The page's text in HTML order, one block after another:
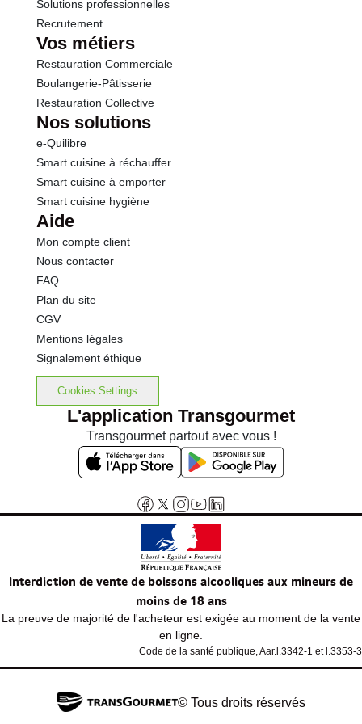
Solutions professionnelles
Recrutement
Vos métiers
Restauration Commerciale
Boulangerie-Pâtisserie
Restauration Collective
Nos solutions
e-Quilibre
Smart cuisine à réchauffer
Smart cuisine à emporter
Smart cuisine hygiène
Aide
Mon compte client
Nous contacter
FAQ
Plan du site
CGV
Mentions légales
Signalement éthique
Cookies Settings
L'application Transgourmet
Transgourmet partout avec vous !
Interdiction de vente de boissons alcooliques aux mineurs de
moins de 18 ans
La preuve de majorité de l'acheteur est exigée au moment de la vente
en ligne.
Code de la santé publique, Aar.l.3342-1 et l.3353-3
© Tous droits réservés